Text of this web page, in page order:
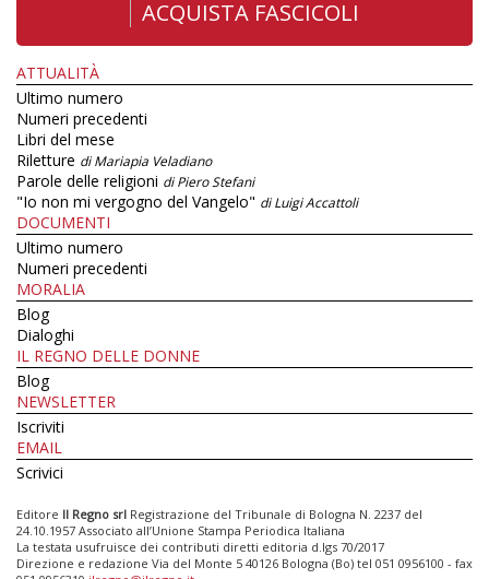
ACQUISTA FASCICOLI
ATTUALITÀ
Ultimo numero
Numeri precedenti
Libri del mese
Riletture di Mariapia Veladiano
Parole delle religioni di Piero Stefani
"Io non mi vergogno del Vangelo" di Luigi Accattoli
DOCUMENTI
Ultimo numero
Numeri precedenti
MORALIA
Blog
Dialoghi
IL REGNO DELLE DONNE
Blog
NEWSLETTER
Iscriviti
EMAIL
Scrivici
Editore Il Regno srl Registrazione del Tribunale di Bologna N. 2237 del
24.10.1957 Associato all’Unione Stampa Periodica Italiana
La testata usufruisce dei contributi diretti editoria d.lgs 70/2017
Direzione e redazione Via del Monte 5 40126 Bologna (Bo) tel 051 0956100 - fax